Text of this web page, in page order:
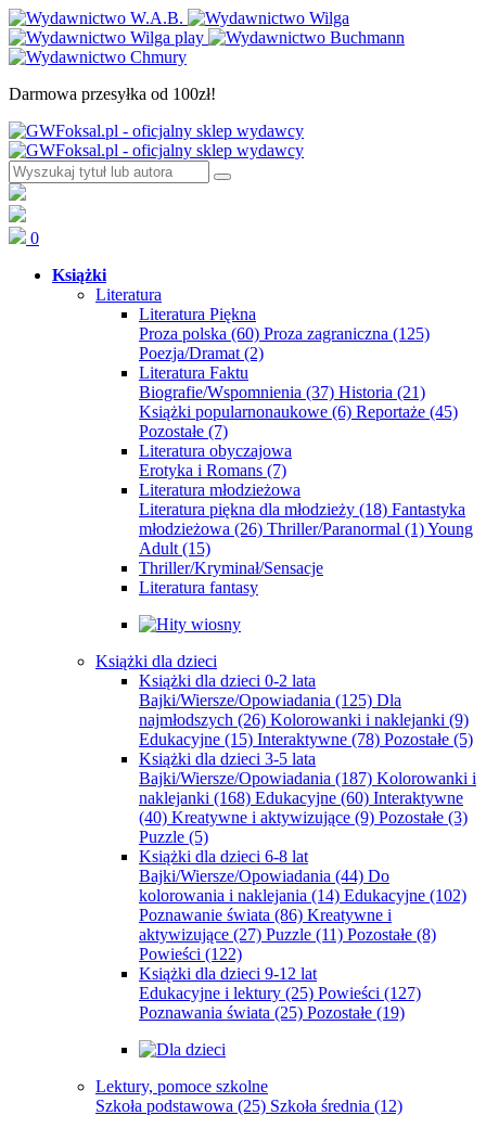
Darmowa przesyłka od 100zł!
0
Książki
Literatura
Literatura Piękna
Proza polska (60) Proza zagraniczna (125)
Poezja/Dramat (2)
Literatura Faktu
Biografie/Wspomnienia (37) Historia (21)
Książki popularnonaukowe (6) Reportaże (45)
Pozostałe (7)
Literatura obyczajowa
Erotyka i Romans (7)
Literatura młodzieżowa
Literatura piękna dla młodzieży (18) Fantastyka
młodzieżowa (26) Thriller/Paranormal (1)Young
Adult (15)
Thriller/Kryminał/Sensacje
Literatura fantasy
Książki dla dzieci
Książki dla dzieci 0-2 lata
Bajki/Wiersze/Opowiadania (125) Dla
najmłodszych (26) Kolorowanki i naklejanki (9)
Edukacyjne (15) Interaktywne (78) Pozostałe (5)
Książki dla dzieci 3-5 lata
Bajki/Wiersze/Opowiadania (187) Kolorowanki i
naklejanki (168) Edukacyjne (60) Interaktywne
(40) Kreatywne i aktywizujące (9) Pozostałe (3)
Puzzle (5)
Książki dla dzieci 6-8 lat
Bajki/Wiersze/Opowiadania (44) Do
kolorowania i naklejania (14) Edukacyjne (102)
Poznawanie świata (86) Kreatywne i
aktywizujące (27) Puzzle (11) Pozostałe (8)
Powieści (122)
Książki dla dzieci 9-12 lat
Edukacyjne i lektury (25) Powieści (127)
Poznawania świata (25) Pozostałe (19)
Lektury, pomoce szkolne
Szkoła podstawowa (25) Szkoła średnia (12)